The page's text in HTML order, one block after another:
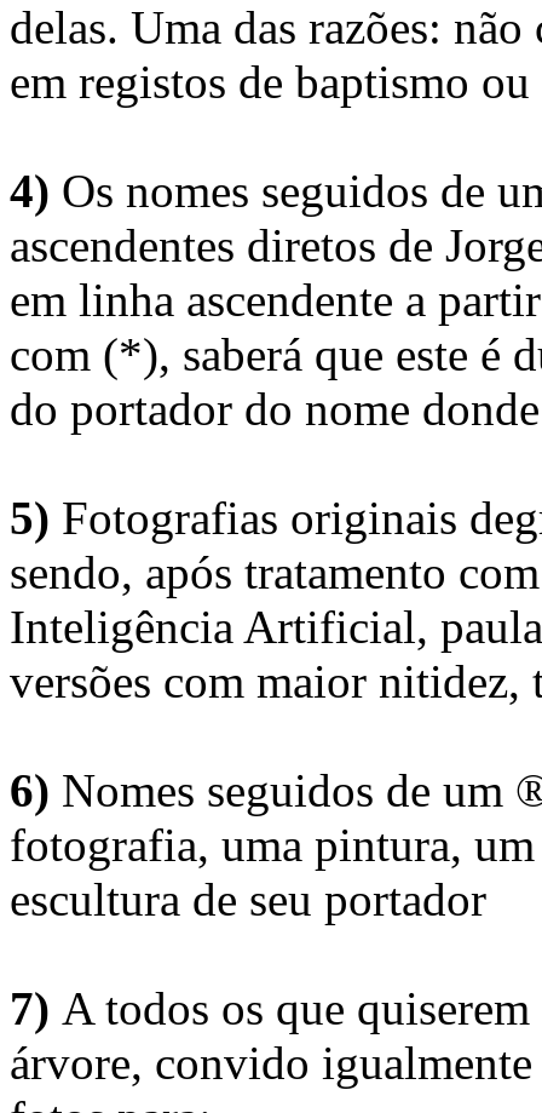
delas. Uma das razões:
em registos de baptismo
4) Os nomes seguidos de
ascendentes diretos de
em linha ascendente a
com (*), saberá que este é
do portador do nome
5) Fotografias originais
sendo, após tratamento
Inteligência Artificial,
versões com maior nitidez,
6) Nomes seguidos de um
fotografia, uma pintura,
escultura de seu portador
7) A todos os que
árvore, convido